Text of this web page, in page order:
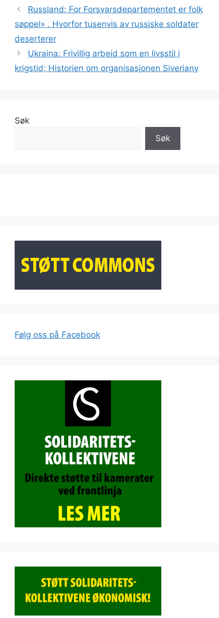
Russland: For Forsvarsdepartementet er folk
søppel» . Hvorfor tusenvis av russiske soldater
deserterer
Ukraina: Frivillig arbeid som en livsstil i
krigstid; Historien om organisasjonen Siveriany
Søk
Søk
Følg oss på Facebook